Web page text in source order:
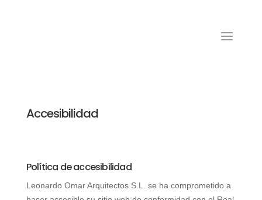
Accesibilidad
Política de accesibilidad
Leonardo Omar Arquitectos S.L. se ha comprometido a